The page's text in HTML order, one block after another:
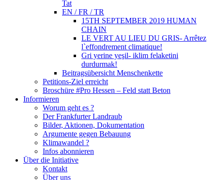
Tat
EN / FR / TR
15TH SEPTEMBER 2019 HUMAN
CHAIN
LE VERT AU LIEU DU GRIS- Arrêtez
l`effondrement climatique!
Gri yerine yeşil- iklim felaketini
durdurmak!
Beitragsübersicht Menschenkette
Petitions-Ziel erreicht
Broschüre #Pro Hessen – Feld statt Beton
Informieren
Worum geht es ?
Der Frankfurter Landraub
Bilder, Aktionen, Dokumentation
Argumente gegen Bebauung
Klimawandel ?
Infos abonnieren
Über die Initiative
Kontakt
Über uns